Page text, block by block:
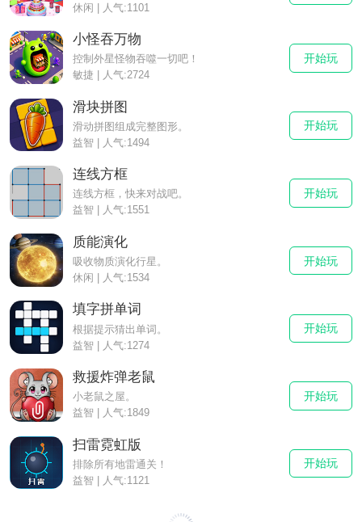
休闲 | 人气:1101
小怪吞万物
控制外星怪物吞噬一切吧！
敏捷 | 人气:2724
开始玩
滑块拼图
滑动拼图组成完整图形。
益智 | 人气:1494
开始玩
连线方框
连线方框，快来对战吧。
益智 | 人气:1551
开始玩
质能演化
吸收物质演化行星。
休闲 | 人气:1534
开始玩
填字拼单词
根据提示猜出单词。
益智 | 人气:1274
开始玩
救援炸弹老鼠
小老鼠之屋。
益智 | 人气:1849
开始玩
扫雷霓虹版
排除所有地雷通关！
益智 | 人气:1121
开始玩